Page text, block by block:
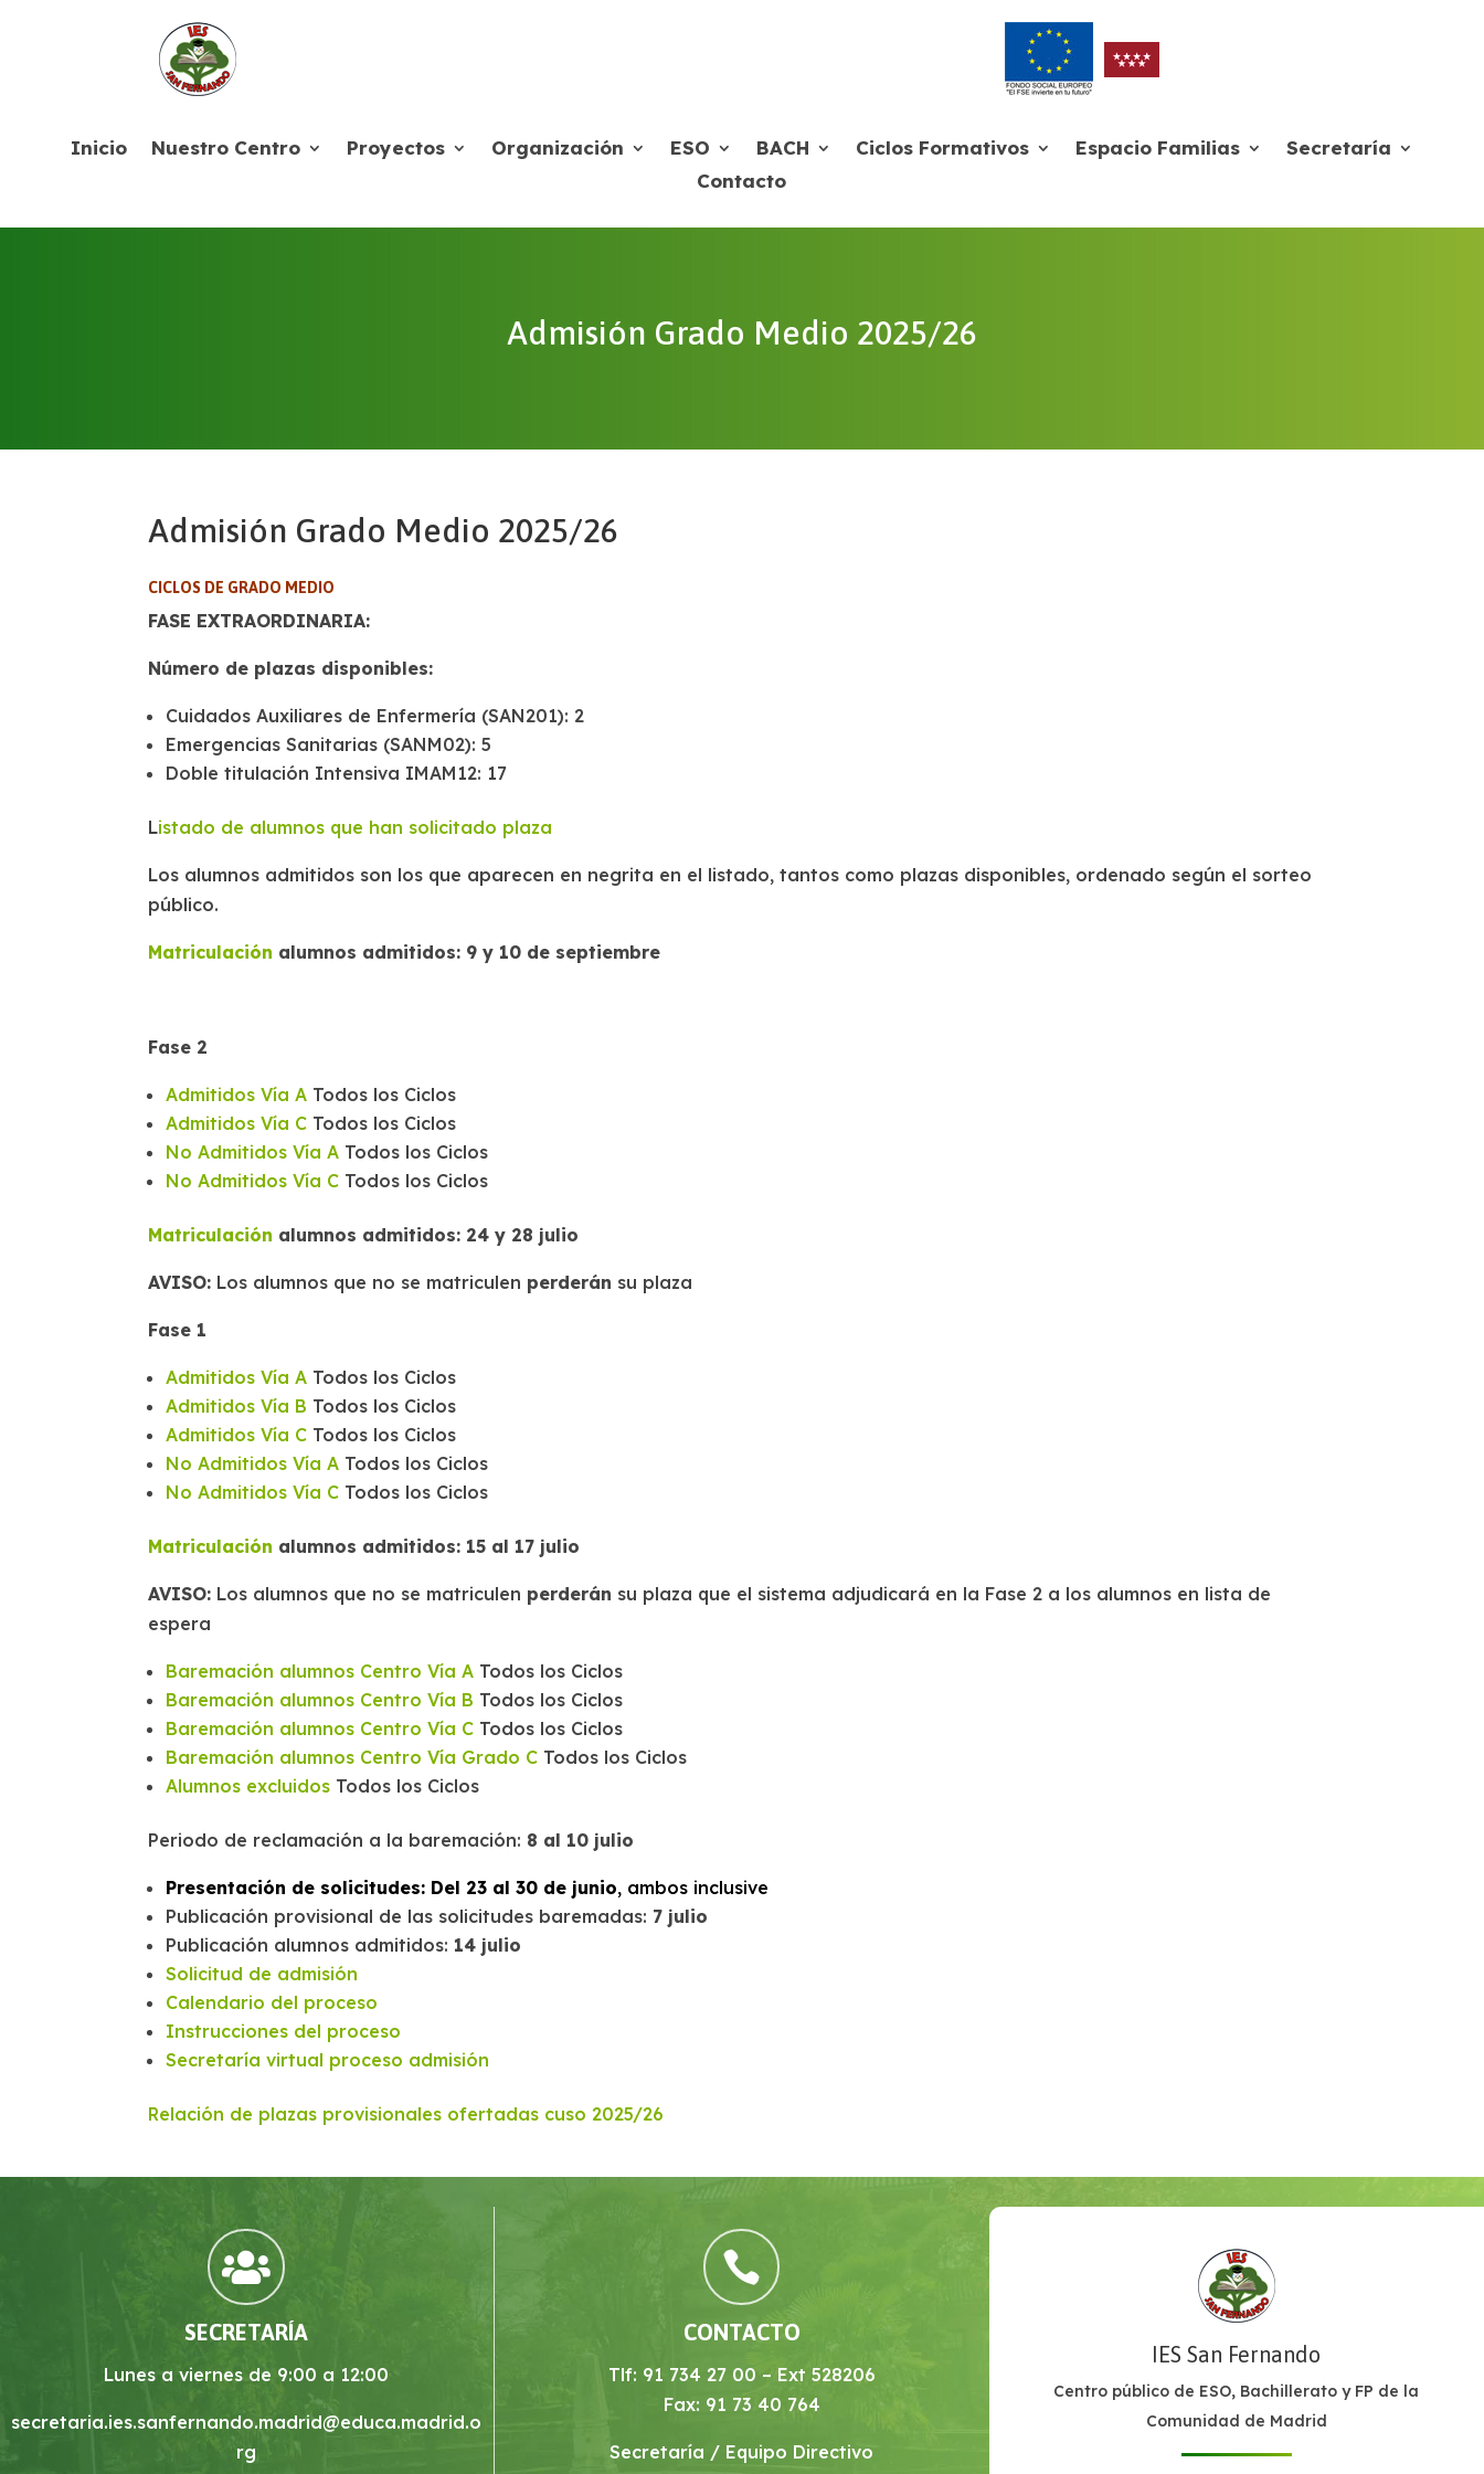
Inicio Nuestro Centro Proyectos Organización ESO BACH Ciclos Formativos Espacio Familias
Secretaría
Contacto
Admisión Grado Medio 2025/26
Admisión Grado Medio 2025/26
CICLOS DE GRADO MEDIO
FASE EXTRAORDINARIA:
Número de plazas disponibles:
Cuidados Auxiliares de Enfermería (SAN201): 2
Emergencias Sanitarias (SANM02): 5
Doble titulación Intensiva IMAM12: 17
Listado de alumnos que han solicitado plaza
Los alumnos admitidos son los que aparecen en negrita en el listado, tantos como plazas disponibles, ordenado según el sorteo
público.
Matriculación alumnos admitidos: 9 y 10 de septiembre
Fase 2
Admitidos Vía A Todos los Ciclos
Admitidos Vía C Todos los Ciclos
No Admitidos Vía A Todos los Ciclos
No Admitidos Vía C Todos los Ciclos
Matriculación alumnos admitidos: 24 y 28 julio
AVISO: Los alumnos que no se matriculen perderán su plaza
Fase 1
Admitidos Vía A Todos los Ciclos
Admitidos Vía B Todos los Ciclos
Admitidos Vía C Todos los Ciclos
No Admitidos Vía A Todos los Ciclos
No Admitidos Vía C Todos los Ciclos
Matriculación alumnos admitidos: 15 al 17 julio
AVISO: Los alumnos que no se matriculen perderán su plaza que el sistema adjudicará en la Fase 2 a los alumnos en lista de
espera
Baremación alumnos Centro Vía A Todos los Ciclos
Baremación alumnos Centro Vía B Todos los Ciclos
Baremación alumnos Centro Vía C Todos los Ciclos
Baremación alumnos Centro Vía Grado C Todos los Ciclos
Alumnos excluidos Todos los Ciclos
Periodo de reclamación a la baremación: 8 al 10 julio
Presentación de solicitudes: Del 23 al 30 de junio, ambos inclusive
Publicación provisional de las solicitudes baremadas: 7 julio
Publicación alumnos admitidos: 14 julio
Solicitud de admisión
Calendario del proceso
Instrucciones del proceso
Secretaría virtual proceso admisión
Relación de plazas provisionales ofertadas cuso 2025/26

SECRETARÍA
Lunes a viernes de 9:00 a 12:00
secretaria.ies.sanfernando.madrid@educa.madrid.o
rg

CONTACTO
Tlf: 91 734 27 00 – Ext 528206
Fax: 91 73 40 764
Secretaría / Equipo Directivo
IES San Fernando
Centro público de ESO, Bachillerato y FP de la
Comunidad de Madrid